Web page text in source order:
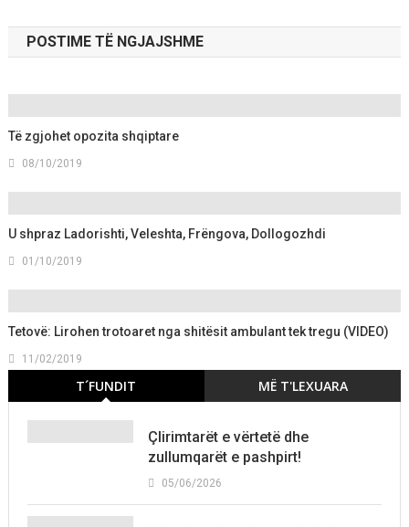
POSTIME TË NGJAJSHME
Të zgjohet opozita shqiptare
08/10/2019
U shpraz Ladorishti, Veleshta, Frëngova, Dollogozhdi
01/10/2019
Tetovë: Lirohen trotoaret nga shitësit ambulant tek tregu (VIDEO)
11/02/2019
T´FUNDIT MË T'LEXUARA
Çlirimtarët e vërtetë dhe
zullumqarët e pashpirt!
05/06/2026